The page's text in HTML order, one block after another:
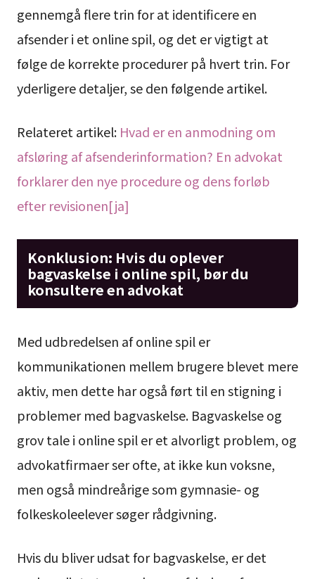
gennemgå flere trin for at identificere en
afsender i et online spil, og det er vigtigt at
følge de korrekte procedurer på hvert trin. For
yderligere detaljer, se den følgende artikel.
Relateret artikel: Hvad er en anmodning om
afsløring af afsenderinformation? En advokat
forklarer den nye procedure og dens forløb
efter revisionen[ja]
Konklusion: Hvis du oplever
bagvaskelse i online spil, bør du
konsultere en advokat
Med udbredelsen af online spil er
kommunikationen mellem brugere blevet mere
aktiv, men dette har også ført til en stigning i
problemer med bagvaskelse. Bagvaskelse og
grov tale i online spil er et alvorligt problem, og
advokatfirmaer ser ofte, at ikke kun voksne,
men også mindreårige som gymnasie- og
folkeskoleelever søger rådgivning.
Hvis du bliver udsat for bagvaskelse, er det